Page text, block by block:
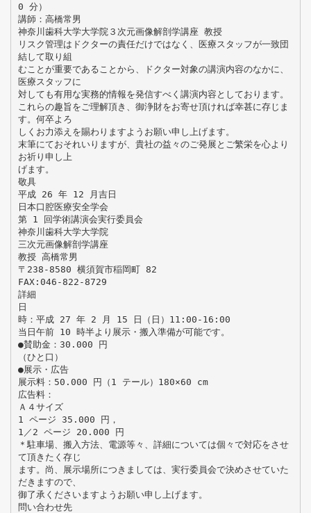
0 分）
講師：高橋常男
神奈川歯科大学大学院３次元画像解剖学講座 教授
リスク管理はドクターの責任だけではなく、医療スタッフが一致団
結して取り組
むことが重要であることから、ドクター対象の講演内容のなかに、
医療スタッフに
対しても有用な実務的情報を発信すべく講演内容としております。
これらの趣旨をご理解頂き、御浄財をお寄せ頂ければ幸甚に存じま
す。何卒よろ
しくお力添えを賜わりますようお願い申し上げます。
末筆にておそれいりますが、貴社の益々のご発展とご繁栄を心より
お祈り申し上
げます。
敬具
平成 26 年 12 月吉日
日本口腔医療安全学会
第 1 回学術講演会実行委員会
神奈川歯科大学大学院
三次元画像解剖学講座
教授 高橋常男
〒238-8580 横須賀市稲岡町 82
FAX:046-822-8729
詳細
日
時：平成 27 年 2 月 15 日（日）11:00-16:00
当日午前 10 時半より展示・搬入準備が可能です。
●賛助金：30.000 円
（ひと口）
●展示・広告
展示料：50.000 円（1 テール）180×60 cm
広告料：
Ａ４サイズ
1 ページ 35.000 円，
1／2 ページ 20.000 円
＊駐車場、搬入方法、電源等々、詳細については個々で対応をさせ
て頂きたく存じ
ます。尚、展示場所につきましては、実行委員会で決めさせていた
だきますので、
御了承くださいますようお願い申し上げます。
問い合わせ先